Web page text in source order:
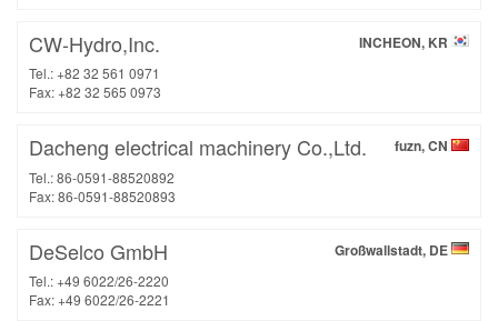
INCHEON, KR
CW-Hydro,Inc.
Tel.: +82 32 561 0971
Fax: +82 32 565 0973
fuzn, CN
Dacheng electrical machinery Co.,Ltd.
Tel.: 86-0591-88520892
Fax: 86-0591-88520893
Großwallstadt, DE
DeSelco GmbH
Tel.: +49 6022/26-2220
Fax: +49 6022/26-2221